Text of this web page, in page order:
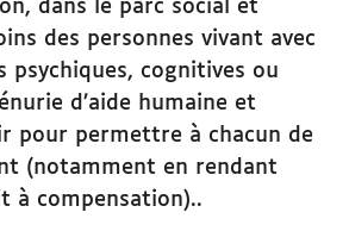
des personnes vivant avec
psychiques, cognitives ou
d’aide humaine et
pour permettre à chacun de
(notamment en rendant
compensation)..